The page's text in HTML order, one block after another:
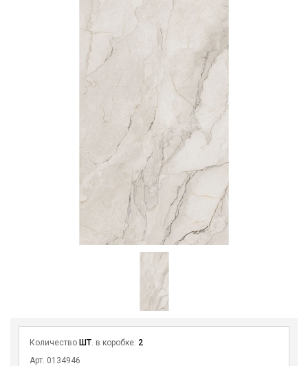
Количество ШТ . в коробке: 2
Арт. 0134946